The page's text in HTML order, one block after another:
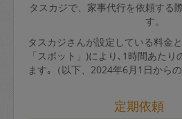
タスカジで、家事代行を依頼する
す。
タスカジさんが設定している料金
「スポット」)により､1時間あたり
ます｡（以下、2024年6月1日からの
定期依頼